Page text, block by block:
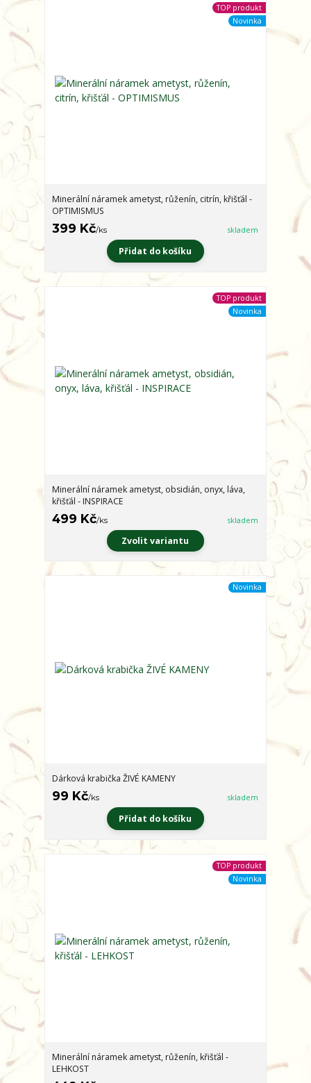
TOP produkt
Novinka
Minerální náramek ametyst, růženín, citrín, křišťál -
OPTIMISMUS
399 Kč/ks skladem
Přidat do košíku
TOP produkt
Novinka
Minerální náramek ametyst, obsidián, onyx, láva,
křišťál - INSPIRACE
499 Kč/ks skladem
Zvolit variantu
Novinka
Dárková krabička ŽIVÉ KAMENY
99 Kč/ks skladem
Přidat do košíku
TOP produkt
Novinka
Minerální náramek ametyst, růženín, křišťál -
LEHKOST